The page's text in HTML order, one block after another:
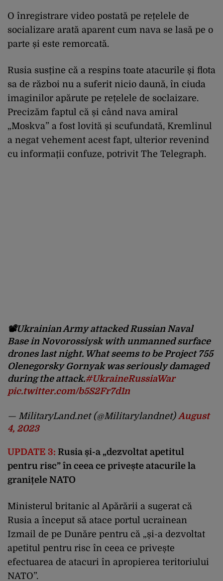
O înregistrare video postată pe rețelele de
socializare arată aparent cum nava se lasă pe o
parte și este remorcată.
Rusia susține că a respins toate atacurile și flota
sa de război nu a suferit nicio daună, în ciuda
imaginilor apărute pe rețelele de soclaizare.
Precizăm faptul că și când nava amiral
„Moskva” a fost lovită și scufundată, Kremlinul
a negat vehement acest fapt, ulterior revenind
cu informații confuze, potrivit The Telegraph.
📽️Ukrainian Army attacked Russian Naval
Base in Novorossiysk with unmanned surface
drones last night. What seems to be Project 755
Olenegorsky Gornyak was seriously damaged
during the attack.#UkraineRussiaWar
pic.twitter.com/b5S2Fr7d1n
— MilitaryLand.net (@Militarylandnet) August
4, 2023
UPDATE 3: Rusia și-a „dezvoltat apetitul
pentru risc” în ceea ce privește atacurile la
granițele NATO
Ministerul britanic al Apărării a sugerat că
Rusia a început să atace portul ucrainean
Izmail de pe Dunăre pentru că „și-a dezvoltat
apetitul pentru risc în ceea ce privește
efectuarea de atacuri în apropierea teritoriului
NATO”.